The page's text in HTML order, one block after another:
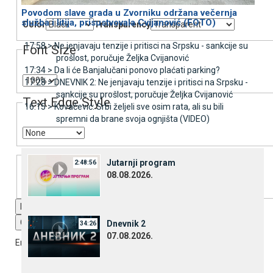
Color Transparency
Font Size
Text Edge Style
Font Family
Close Modal Dialog
End of dialog window.
Povodom slave grada u Zvorniku održana večernja
služba i litija, prisustvovala Cvijanović (FOTO)
17:58 >Ne jenjavaju tenzije i pritisci na Srpsku - sankcije su
prošlost, poručuje Željka Cvijanović
17:34 > Da li će Banjalučani ponovo plaćati parking?
17:28 >DNEVNIK 2: Ne jenjavaju tenzije i pritisci na Srpsku -
sankcije su prošlost, poručuje Željka Cvijanović
16:15 >Kovačević: Srbi željeli sve osim rata, ali su bili
spremni da brane svoja ognjišta (VIDEO)
2:48:56
Јutarnji program
08.08.2026.
34:26
Dnevnik 2
07.08.2026.